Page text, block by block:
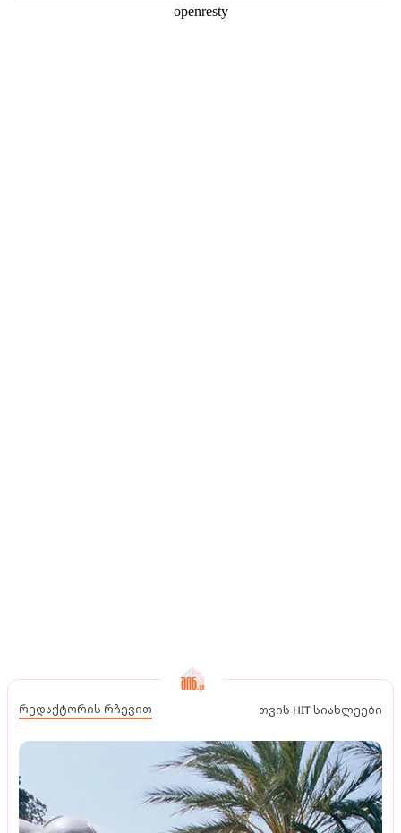
რედაქტორის რჩევით თვის HIT სიახლეები